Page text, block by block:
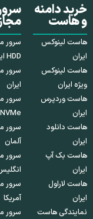
خرید دامنه
و هاست
هاست لینوکس
ایران
هاست لینوکس
ویژه ایران
هاست وردپرس
ایران
هاست دانلود
ایران
هاست بک آپ
ایران
هاست لاراول
ایران
نمایندگی هاست
سرور
سرور
HDD ایران
ایران
سرور
NVMe ایران
سرور
آلمان
سرور
انگلیس
سرور
آمریکا
سرور